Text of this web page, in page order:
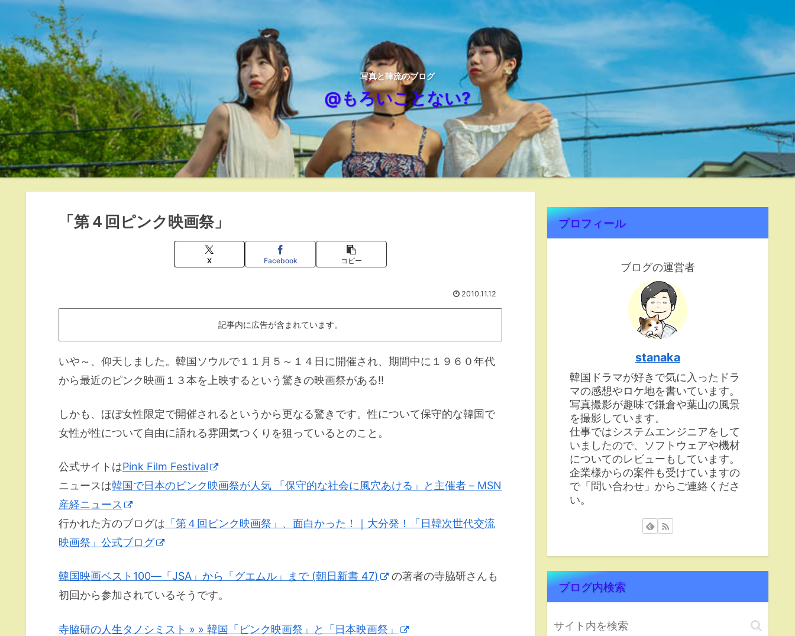
写真と韓流のブログ
@もろいことない?
「第４回ピンク映画祭」
X Facebook コピー
2010.11.12
記事内に広告が含まれています。
いや～、仰天しました。韓国ソウルで１１月５～１４日に開催され、期間中に１９６０年代
から最近のピンク映画１３本を上映するという驚きの映画祭がある!!
しかも、ほぼ女性限定で開催されるというから更なる驚きです。性について保守的な韓国で
女性が性について自由に語れる雰囲気つくりを狙っているとのこと。
公式サイトはPink Film Festival
ニュースは韓国で日本のピンク映画祭が人気 「保守的な社会に風穴あける」と主催者 – MSN
産経ニュース
行かれた方のブログは 「第４回ピンク映画祭」、面白かった！｜大分発！「日韓次世代交流
映画祭」公式ブログ
韓国映画ベスト100―「JSA」から「グエムル」まで (朝日新書 47)
の著者の寺脇研さんも
初回から参加されているそうです。
寺脇研の人生タノシミスト » » 韓国「ピンク映画祭」と「日本映画祭」
プロフィール
ブログの運営者
stanaka
韓国ドラマが好きで気に入ったドラ
マの感想やロケ地を書いています。
写真撮影が趣味で鎌倉や葉山の風景
を撮影しています。
仕事ではシステムエンジニアをして
いましたので、ソフトウェアや機材
についてのレビューもしています。
企業様からの案件も受けていますの
で「問い合わせ」からご連絡くださ
い。
ブログ内検索